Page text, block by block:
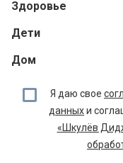
Здоровье
Дети
Дом
Я даю свое
данныхи
«Шкулёв